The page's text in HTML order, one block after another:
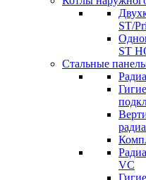
ST/
ST
Стальные
VC